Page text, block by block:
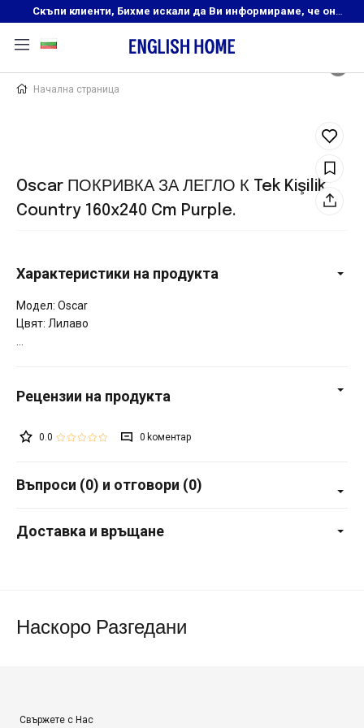
Скъпи клиенти, Бихме искали да Ви информираме, че онлайн магазинът на English Home преустановява своята дейност. Прекрасният ни и усмихнат екип ,Ви очаква в нашите физически магазини, където ще откриете любимите си продукти! Благодарим Ви, че сте част от семейството на Еnglish Home!
Начална страница
Oscar ПОКРИВКА ЗА ЛЕГЛО К Tek Kişilik
Country 160x240 Cm Purple.
Характеристики на продукта
Модел: Oscar
Цвят: Лилаво
0.0 0
Въпроси (0) и отговори (0)
Доставка и връщане
Наскоро Разгедани
Свържете с Нас